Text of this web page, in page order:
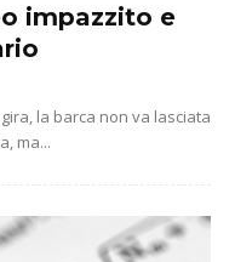
impazzito e
la barca non va lasciata
ma...